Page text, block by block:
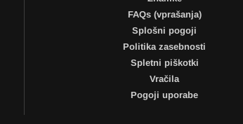
FAQs (vprašanja)
Splošni pogoji
Politika zasebnosti
Spletni piškotki
Vračila
Pogoji uporabe